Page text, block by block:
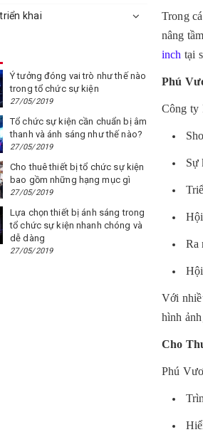
Trong
nâng
inch tại
Phú
Công ty
Sự
Ra
Với
hình
Cho
Phú
khai
Ý tưởng đóng vai trò như thế nào
trong tổ chức sự kiện
27/05/2019
Tổ chức sự kiện cần chuẩn bị âm
thanh và ánh sáng như thế nào?
27/05/2019
Cho thuê thiết bị tổ chức sự kiện
bao gồm những hạng mục gì
27/05/2019
Lựa chọn thiết bị ánh sáng trong
tổ chức sự kiện nhanh chóng và
dễ dàng
27/05/2019